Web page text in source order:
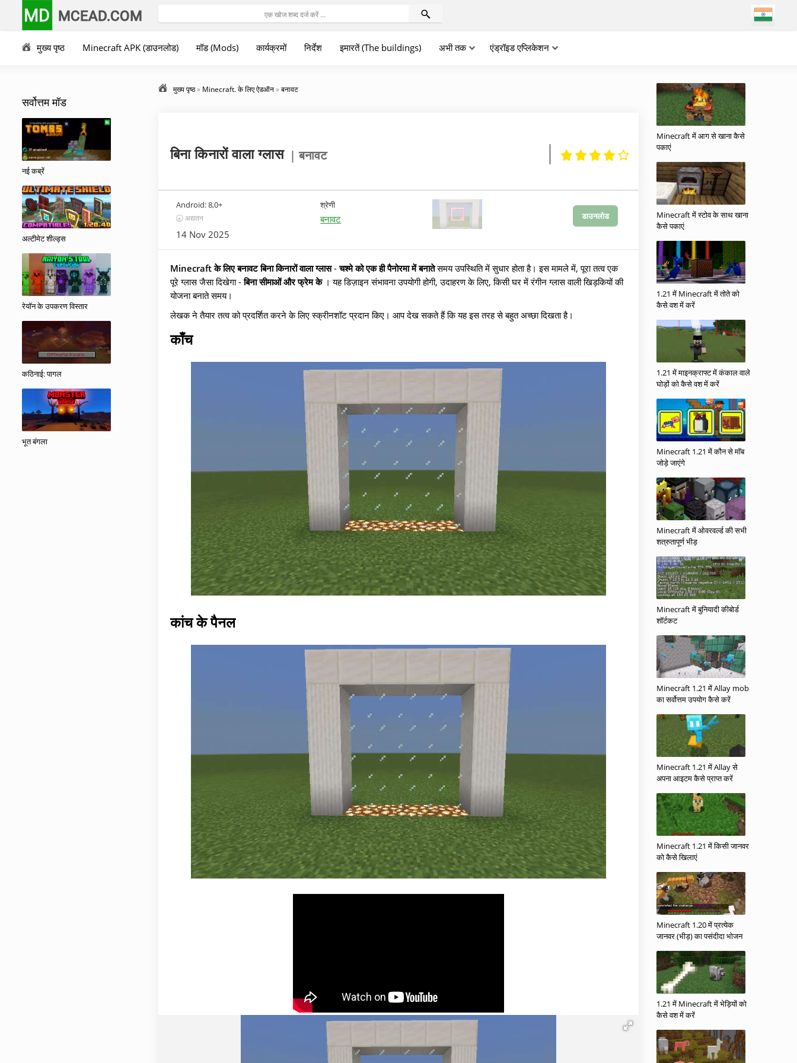
MD MCEAD.COM
मुख्य पृष्ठ Minecraft APK (डाउनलोड) मॉड (Mods) कार्यक्रमों निर्देश इमारतें (The buildings) अभी तक एंड्रॉइड एप्लिकेशन
सर्वोत्तम मॉड
नई कब्रें
अल्टीमेट शील्ड्स
रेयॉन के उपकरण विस्तार
कठिनाई: पागल
भूत बंगला
मुख्य पृष्ठ» Minecraft. के लिए ऐडऑन»बनावट
बिना किनारों वाला ग्लास | बनावट
Android:8,0+
🕣 अद्यतन
14 Nov 2025
श्रेणी
बनावट डाउनलोड
Minecraft के लिए बनावट बिना किनारों वाला ग्लास-चश्मे को एक ही पैनोरमा में बनातेसमय उपस्थिति में सुधार होता है। इस मामले में, पूरा तत्व एक
पूरे ग्लास जैसा दिखेगा -बिना सीमाओं और फ्रेम के। यह डिज़ाइन संभावना उपयोगी होगी, उदाहरण के लिए, किसी घर में रंगीन ग्लास वाली खिड़कियों की
योजना बनाते समय।
लेखक ने तैयार तत्व को प्रदर्शित करने के लिए स्क्रीनशॉट प्रदान किए। आप देख सकते हैं कि यह इस तरह से बहुत अच्छा दिखता है।
काँच
कांच के पैनल
Minecraft में आग से खाना कैसे
पकाएं
Minecraft में स्टोव के साथ खाना
कैसे पकाएं
1.21 में Minecraft में तोते को
कैसे वश में करें
1.21 में माइनक्राफ्ट में कंकाल वाले
घोड़ों को कैसे वश में करें
Minecraft 1.21 में कौन से मॉब
जोड़े जाएंगे
Minecraft में ओवरवर्ल्ड की सभी
शत्रुतापूर्ण भीड़
Minecraft में बुनियादी कीबोर्ड
शॉर्टकट
Minecraft 1.21 में Allay mob
का सर्वोत्तम उपयोग कैसे करें
Minecraft 1.21 में Allay से
अपना आइटम कैसे प्राप्त करें
Minecraft 1.21 में किसी जानवर
को कैसे खिलाएं
Minecraft 1.20 में प्रत्येक
जानवर (भीड़) का पसंदीदा भोजन
1.21 में Minecraft में भेड़ियों को
कैसे वश में करें